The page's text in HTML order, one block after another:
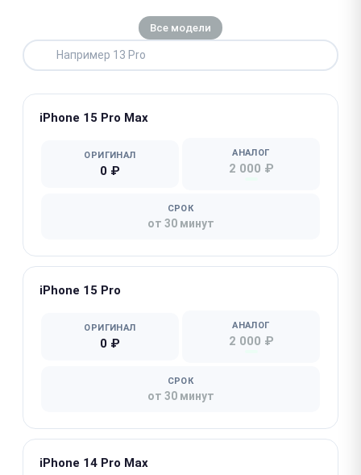
Все модели
iPhone 15 Pro Max
ОРИГИНАЛ
0 ₽
АНАЛОГ
2 000 ₽
СРОК
от 30 минут
iPhone 15 Pro
ОРИГИНАЛ
0 ₽
АНАЛОГ
2 000 ₽
СРОК
от 30 минут
iPhone 14 Pro Max